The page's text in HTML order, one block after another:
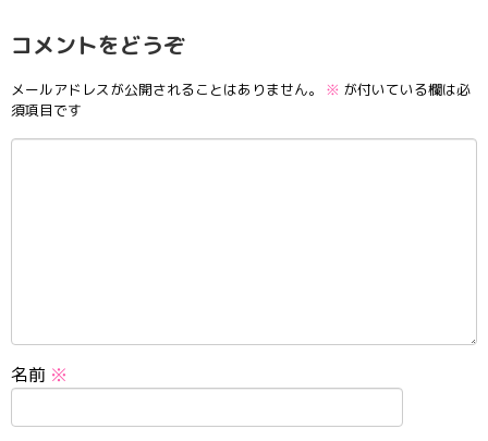
コメントをどうぞ
メールアドレスが公開されることはありません。 ※ が付いている欄は必
須項目です
名前 ※